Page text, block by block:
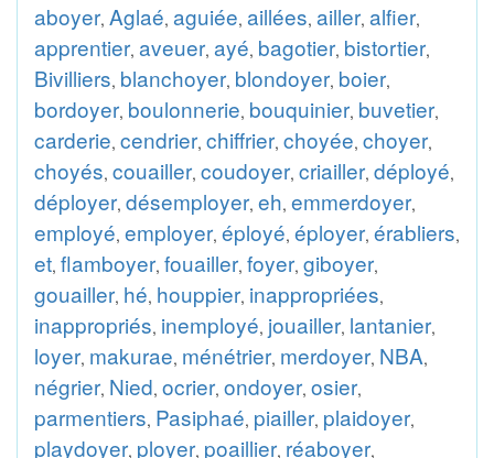
aboyer, Aglaé, aguiée, aillées, ailler, alfier,
apprentier, aveuer, ayé, bagotier, bistortier,
Bivilliers, blanchoyer, blondoyer, boier,
bordoyer, boulonnerie, bouquinier, buvetier,
carderie, cendrier, chiffrier, choyée, choyer,
choyés, couailler, coudoyer, criailler, déployé,
déployer, désemployer, eh, emmerdoyer,
employé, employer, éployé, éployer, érabliers,
et, flamboyer, fouailler, foyer, giboyer,
gouailler, hé, houppier, inappropriées,
inappropriés, inemployé, jouailler, lantanier,
loyer, makurae, ménétrier, merdoyer, NBA,
négrier, Nied, ocrier, ondoyer, osier,
parmentiers, Pasiphaé, piailler, plaidoyer,
playdoyer, ployer, poaillier, réaboyer,